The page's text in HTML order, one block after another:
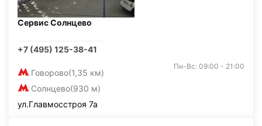
Сервис Солнцево
+7 (495) 125-38-41
Говорово(1,35 км)
Солнцево(930 м)
Пн-Вс: 09:00 - 21:00
ул.Главмосстроя 7а